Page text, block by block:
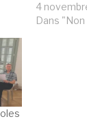
4
Dans